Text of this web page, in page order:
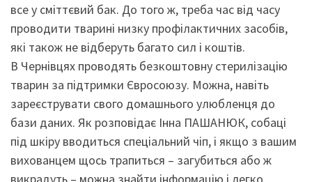
все у сміттєвий бак. До того ж, треба час від часу
проводити тварині низку профілактичних засобів,
які також не відберуть багато сил і коштів.
В Чернівцях проводять безкоштовну стерилізацію
тварин за підтримки Євросоюзу. Можна, навіть
зареєструвати свого домашнього улюбленця до
бази даних. Як розповідає Інна ПАШАНЮК, собаці
під шкіру вводиться спеціальний чіп, і якщо з вашим
вихованцем щось трапиться – загубиться або ж
викрадуть – можна знайти інформацію і легко